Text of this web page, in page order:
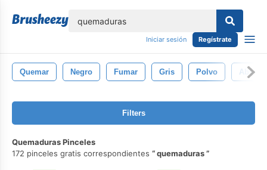
Iniciar sesión Regístrate
Quemar Negro Fumar Gris Polvo
Filters
Quemaduras Pinceles
172 pinceles gratis correspondientes
quemaduras